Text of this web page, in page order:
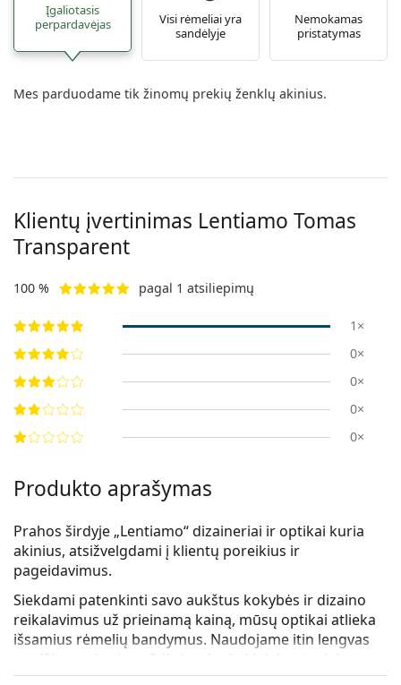
Įgaliotasis
perpardavėjas
Visi rėmeliai yra
sandėlyje
Nemokamas
pristatymas
Mes parduodame tik žinomų prekių ženklų akinius.
Klientų įvertinimas Lentiamo Tomas
Transparent
100 % pagal 1 atsiliepimų
1×
0×
0×
0×
0×
Produkto aprašymas
Prahos širdyje „Lentiamo“ dizaineriai ir optikai kuria
akinius, atsižvelgdami į klientų poreikius ir
pageidavimus.
Siekdami patenkinti savo aukštus kokybės ir dizaino
reikalavimus už prieinamą kainą, mūsų optikai atlieka
išsamius rėmelių bandymus. Naudojame itin lengvas
medžiagas
, kurios užtikrina, kad akiniai patogiai
priglustų prie veido. Mūsų dizaineriai sukūrė